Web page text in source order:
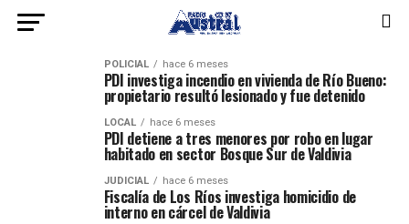
POLICIAL hace 6 meses
PDI investiga incendio en vivienda de Río Bueno:
propietario resultó lesionado y fue detenido
LOCAL hace 6 meses
PDI detiene a tres menores por robo en lugar
habitado en sector Bosque Sur de Valdivia
JUDICIAL hace 6 meses
Fiscalía de Los Ríos investiga homicidio de
interno en cárcel de Valdivia